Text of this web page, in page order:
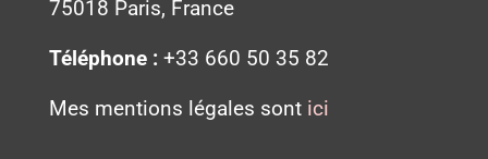
75018 Paris, France
Téléphone : +33 660 50 35 82
Mes mentions légales sont ici